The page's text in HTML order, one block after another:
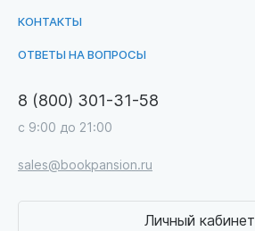
КОНТАКТЫ
ОТВЕТЫ НА ВОПРОСЫ
8 (800) 301-31-58
с 9:00 до 21:00
sales@bookpansion.ru
Личный кабинет